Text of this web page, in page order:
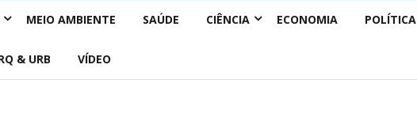
MEIO AMBIENTE SAÚDE CIÊNCIA ECONOMIA POLÍTICA
& URB VÍDEO